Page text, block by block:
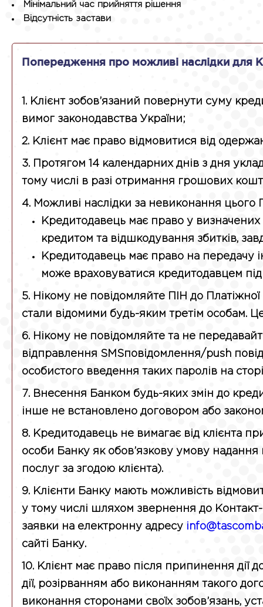
Мінімальний час прийняття рішення
Відсутність застави
Попередження про можливі наслідки для
1. Клієнт зобов’язаний повернути суму
вимог законодавства України;
2. Клієнт має право відмовитися від
3. Протягом 14 календарних днів з дня
тому числі в разі отримання грошових
4. Можливі наслідки за невиконання
Кредитодавець має право у
кредитом та відшкодування збитків,
Кредитодавець має право на передачу
може враховуватися кредитодавцем
5. Нікому не повідомляйте ПІН до
стали відомими будь-яким третім особам.
6. Нікому не повідомляйте та не
відправлення SMSповідомлення/push
особистого введення таких паролів на
7. Внесення Банком будь-яких змін до
інше не встановлено договором або
8. Кредитодавець не вимагає від клієнта
особи Банку як обов’язкову умову
послуг за згодою клієнта).
9. Клієнти Банку мають можливість
у тому числі шляхом звернення до
заявки на електронну адресу
сайті Банку.
10. Клієнт має право після припинення дії
дії, розірванням або виконанням такого
виконання сторонами своїх зобов’язань,